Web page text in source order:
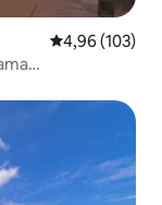
4,96 de uma
4,96 (103)